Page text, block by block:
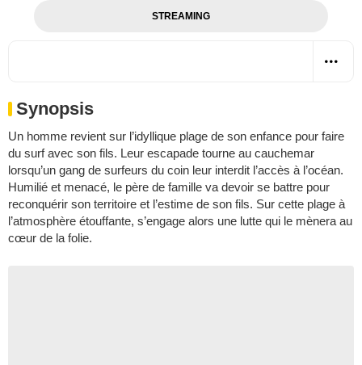
STREAMING
Synopsis
Un homme revient sur l’idyllique plage de son enfance pour faire
du surf avec son fils. Leur escapade tourne au cauchemar
lorsqu’un gang de surfeurs du coin leur interdit l’accès à l’océan.
Humilié et menacé, le père de famille va devoir se battre pour
reconquérir son territoire et l’estime de son fils. Sur cette plage à
l’atmosphère étouffante, s’engage alors une lutte qui le mènera au
cœur de la folie.